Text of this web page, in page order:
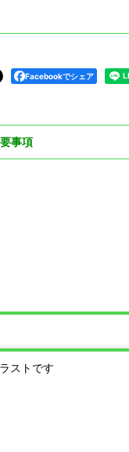
Facebookでシェア
事項
ストです